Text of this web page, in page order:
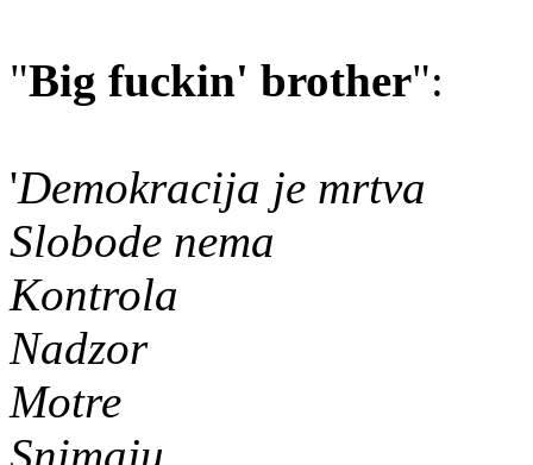
"Big fuckin' brother":
'Demokracija je mrtva
Slobode nema
Kontrola
Nadzor
Motre
Snimaju